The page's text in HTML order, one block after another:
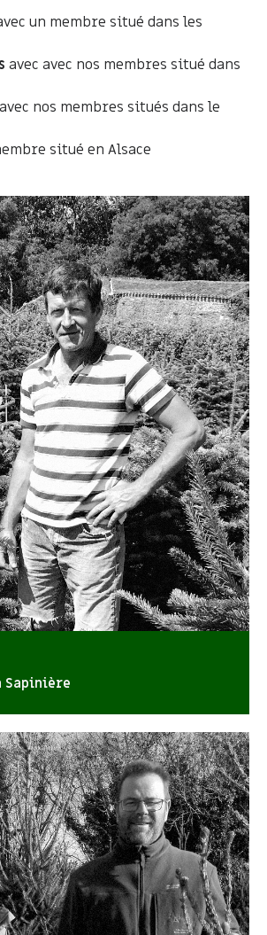
un membre situé dans les
avec avec nos membres situé dans
avec nos membres situés dans le
situé en Alsace
Sapinière